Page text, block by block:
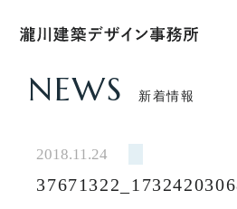
NEWS 新着情報
2018.11.24
CONCEPT 私たちのこと